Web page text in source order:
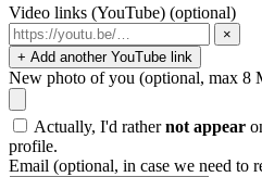
Video links (YouTube) (optional)
×
+ Add another YouTube link
New photo of you (optional, max 8
Actually, I'd rathernot appear
profile.
Email (optional, in case we need to